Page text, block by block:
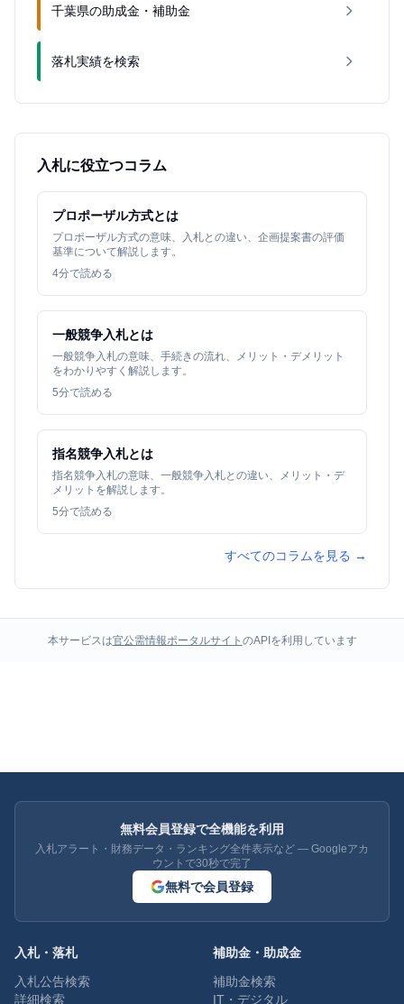
千葉県の助成金・補助金
落札実績を検索
入札に役立つコラム
プロポーザル方式とは
プロポーザル方式の意味、入札との違い、企画提案書の評価
基準について解説します。
4分で読める
一般競争入札とは
一般競争入札の意味、手続きの流れ、メリット・デメリット
をわかりやすく解説します。
5分で読める
指名競争入札とは
指名競争入札の意味、一般競争入札との違い、メリット・デ
メリットを解説します。
5分で読める
すべてのコラムを見る →
本サービスは官公需情報ポータルサイト のAPIを利用しています
無料会員登録で全機能を利用
入札アラート・財務データ・ランキング全件表示など — Googleアカ
ウントで30秒で完了
無料で会員登録
入札・落札
入札公告検索
詳細検索
補助金・助成金
補助金検索
IT・デジタル